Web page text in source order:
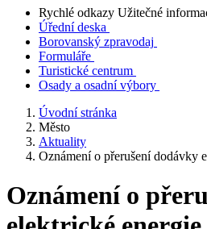
Rychlé odkazy Užitečné
Úřední deska
Borovanský zpravodaj
Formuláře
Turistické centrum
Osady a osadní výbory
Úvodní stránka
Město
Aktuality
Oznámení o přerušení dodávky
Oznámení o